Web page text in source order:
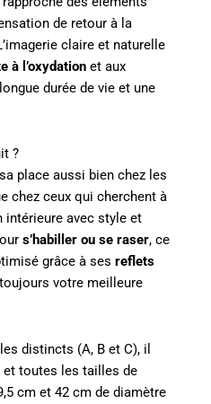
de retour à la
claire et naturelle
à l’oxydation et aux
durée de vie et une
?
place aussi bien chez les
chez ceux qui cherchent à
intérieure avec style et
s’habiller ou se raser, ce
grâce à ses reflets
votre meilleure
distincts (A, B et C), il
et toutes les tailles de
cm et 42 cm de diamètre